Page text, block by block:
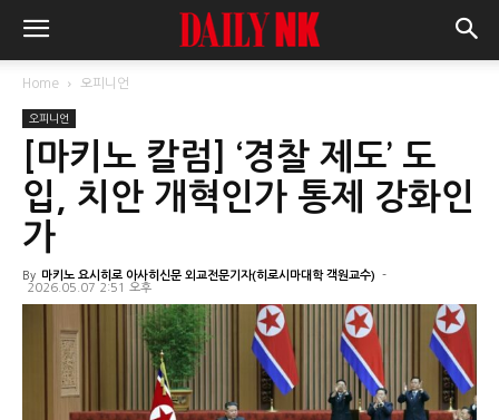
Home 오피니언
오피니언
[마키노 칼럼] ‘경찰 제도’ 도
입, 치안 개혁인가 통제 강화인
가
By 마키노 요시히로 아사히신문 외교전문기자(히로시마대학 객원교수)
-
2026.05.07 2:51 오후